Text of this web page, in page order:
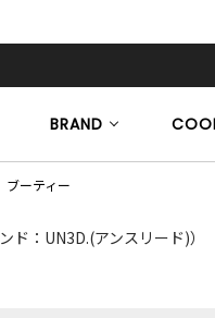
BRAND
ブーティー
ンド：UN3D.(アンスリード)）